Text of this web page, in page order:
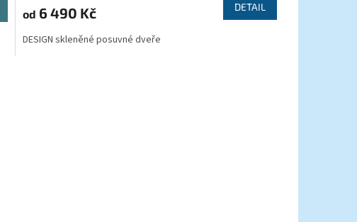
je
z
od 6 490 Kč DETAIL
DESIGN skleněné posuvné dveře